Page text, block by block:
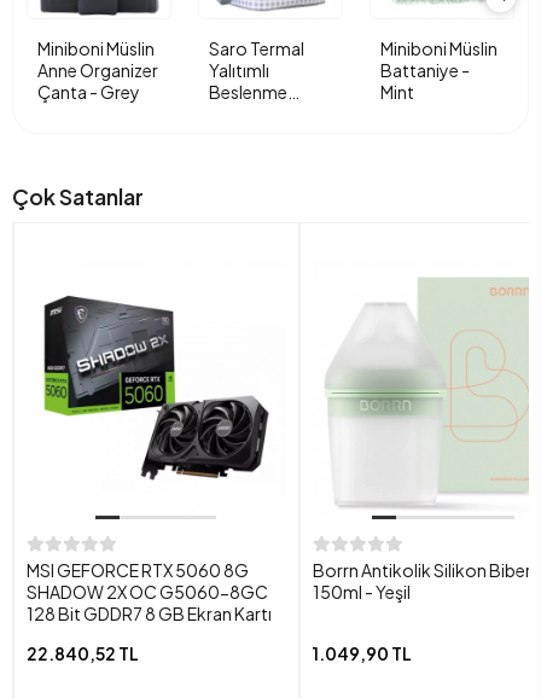
Miniboni Müslin
Anne Organizer
Çanta - Grey
Saro Termal
Yalıtımlı
Beslenme
Miniboni Müslin
Battaniye -
Mint
Çok Satanlar
MSI GEFORCE RTX 5060 8G
SHADOW 2X OC G5060-8GC
128 Bit GDDR7 8 GB Ekran Kartı
22.840,52 TL
Borrn Antikolik Silikon
150ml - Yeşil
1.049,90 TL